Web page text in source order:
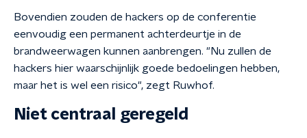
Bovendien zouden de hackers op de conferentie
eenvoudig een permanent achterdeurtje in de
brandweerwagen kunnen aanbrengen. "Nu zullen de
hackers hier waarschijnlijk goede bedoelingen hebben,
maar het is wel een risico", zegt Ruwhof.
Niet centraal geregeld